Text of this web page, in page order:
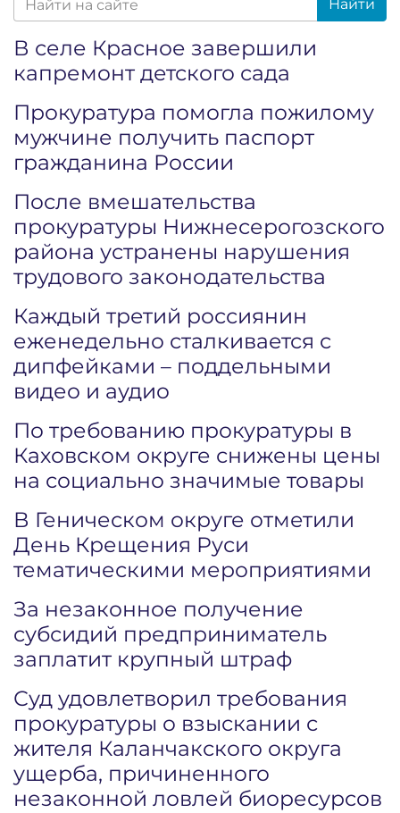
Найти
В селе Красное завершили
капремонт детского сада
Прокуратура помогла пожилому
мужчине получить паспорт
гражданина России
После вмешательства
прокуратуры Нижнесерогозского
района устранены нарушения
трудового законодательства
Каждый третий россиянин
еженедельно сталкивается с
дипфейками – поддельными
видео и аудио
По требованию прокуратуры в
Каховском округе снижены цены
на социально значимые товары
В Геническом округе отметили
День Крещения Руси
тематическими мероприятиями
За незаконное получение
субсидий предприниматель
заплатит крупный штраф
Суд удовлетворил требования
прокуратуры о взыскании с
жителя Каланчакского округа
ущерба, причиненного
незаконной ловлей биоресурсов